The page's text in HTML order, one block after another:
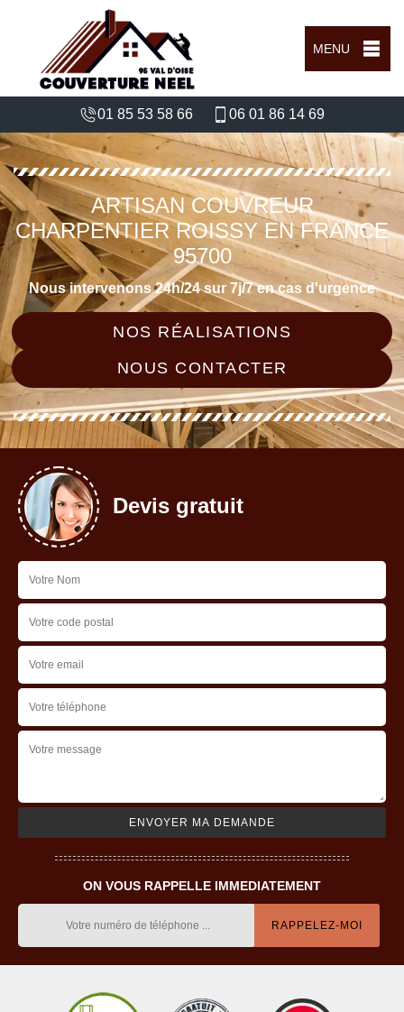
MENU
01 85 53 58 66 06 01 86 14 69
ARTISAN COUVREUR
CHARPENTIER ROISSY EN FRANCE
95700
Nous intervenons 24h/24 sur 7j/7 en cas d'urgence
NOS RÉALISATIONS
NOUS CONTACTER
Devis gratuit
ON VOUS RAPPELLE IMMEDIATEMENT